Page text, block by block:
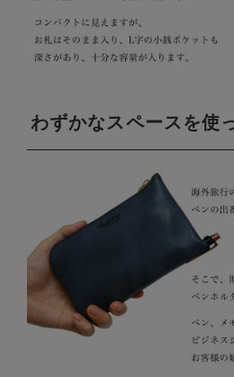
わずかなスペースを使